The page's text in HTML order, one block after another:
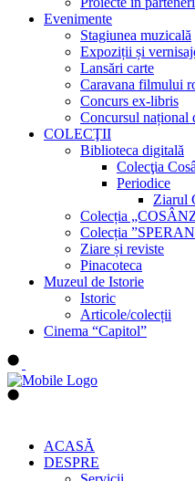
Evenimente
Stagiunea muzicală
Expoziții și
Lansări carte
Caravana filmului
Concurs ex-libris
Concursul național
COLECŢII
Biblioteca digitală
Colecţia
Periodice
Ziarul
Colecția
Colecția
Ziare și reviste
Pinacoteca
Muzeul de Istorie
Istoric
Articole/colecții
Cinema “Capitol”
ACASĂ
DESPRE